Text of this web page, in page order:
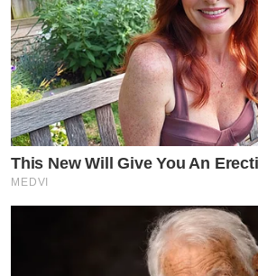
This New Will Give You An
MEDVI